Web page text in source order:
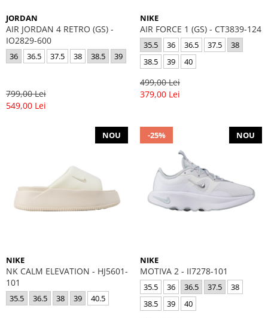
JORDAN
AIR JORDAN 4 RETRO (GS) -
IO2829-600
36 36.5 37.5 38 38.5 39
799,00 Lei
549,00 Lei
NIKE
AIR FORCE 1 (GS) - CT3839-124
35.5 36 36.5 37.5
38
38.5
39 40
499,00 Lei
379,00 Lei
NOU
NIKE
NK CALM ELEVATION - HJ5601-
101
35.5 36.5 38 39 40.5
-25% NOU
NIKE
MOTIVA 2 - II7278-101
35.5 36 36.5 37.5
38
38.5
39 40